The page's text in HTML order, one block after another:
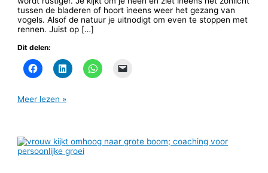
tussen de bladeren of hoort ineens weer het gezang van
vogels. Alsof de natuur je uitnodigt om even te stoppen met
rennen. Juist op […]
Dit delen:
Meer lezen »